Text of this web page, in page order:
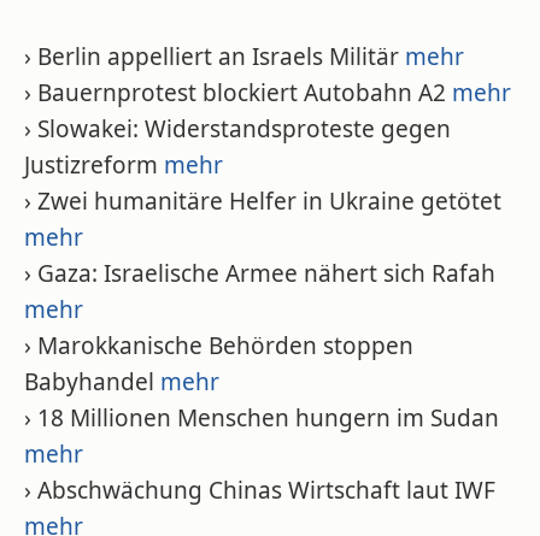
› Berlin appelliert an Israels Militär mehr
› Bauernprotest blockiert Autobahn A2 mehr
› Slowakei: Widerstandsproteste gegen
Justizreform mehr
› Zwei humanitäre Helfer in Ukraine getötet
mehr
› Gaza: Israelische Armee nähert sich Rafah
mehr
› Marokkanische Behörden stoppen
Babyhandel mehr
› 18 Millionen Menschen hungern im Sudan
mehr
› Abschwächung Chinas Wirtschaft laut IWF
mehr